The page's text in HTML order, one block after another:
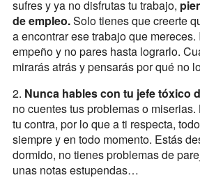
sufres y ya no disfrutas tu trabajo,
de empleo.Solo tienes que creerte
a encontrar ese trabajo que mereces.
empeño y no pares hasta lograrlo.
mirarás atrás y pensarás por qué no
2. Nunca hables con tu jefe tóxico
no cuentes tus problemas o
tu contra, por lo que a ti respecta,
siempre y en todo momento. Estás
dormido, no tienes problemas de
unas notas estupendas…